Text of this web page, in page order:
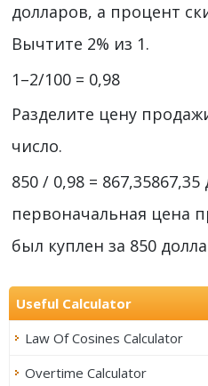
долларов, а процент
Вычтите 2% из 1.
1–2/100 = 0,98
Разделите цену
число.
850 / 0,98 =
первоначальная цена
был куплен за 850
Useful Calculator
Law Of Cosines Calculator
Overtime Calculator